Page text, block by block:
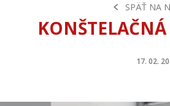
SPÄŤ NA
17. 02.